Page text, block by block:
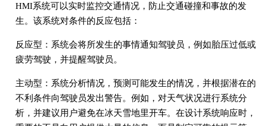
HMI系统可以实时监控交通情况，防止交通碰撞和事故的发
生。该系统对条件的反应包括：
反应型：系统会将所发生的事情通知驾驶员，例如胎压过低或
疲劳驾驶，并提醒驾驶员。
主动型：系统分析情况，预测可能发生的情况，并根据潜在的
不利条件向驾驶员发出警告。例如，对天气状况进行系统分
析，并建议用户避免在冰天雪地里开车。在设计系统响应时，